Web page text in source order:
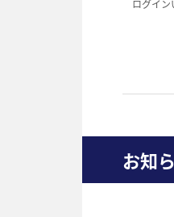
ログイン
お知